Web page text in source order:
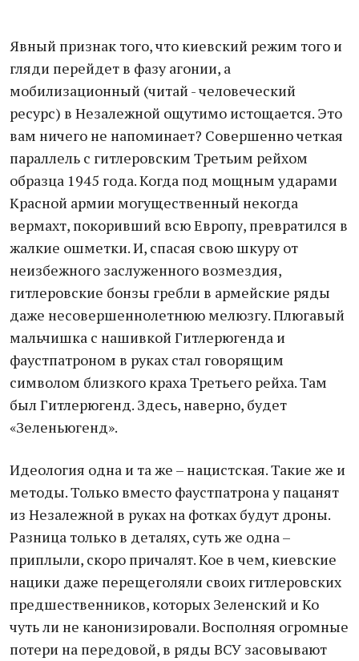
Явный признак того, что киевский режим того и
гляди перейдет в фазу агонии, а
мобилизационный (читай - человеческий
ресурс) в Незалежной ощутимо истощается. Это
вам ничего не напоминает? Совершенно четкая
параллель с гитлеровским Третьим рейхом
образца 1945 года. Когда под мощным ударами
Красной армии могущественный некогда
вермахт, покоривший всю Европу, превратился в
жалкие ошметки. И, спасая свою шкуру от
неизбежного заслуженного возмездия,
гитлеровские бонзы гребли в армейские ряды
даже несовершеннолетнюю мелюзгу. Плюгавый
мальчишка с нашивкой Гитлерюгенда и
фаустпатроном в руках стал говорящим
символом близкого краха Третьего рейха. Там
был Гитлерюгенд. Здесь, наверно, будет
«Зеленьюгенд».
Идеология одна и та же – нацистская. Такие же и
методы. Только вместо фаустпатрона у пацанят
из Незалежной в руках на фотках будут дроны.
Разница только в деталях, суть же одна –
приплыли, скоро причалят. Кое в чем, киевские
нацики даже перещеголяли своих гитлеровских
предшественников, которых Зеленский и Ко
чуть ли не канонизировали. Восполняя огромные
потери на передовой, в ряды ВСУ засовывают